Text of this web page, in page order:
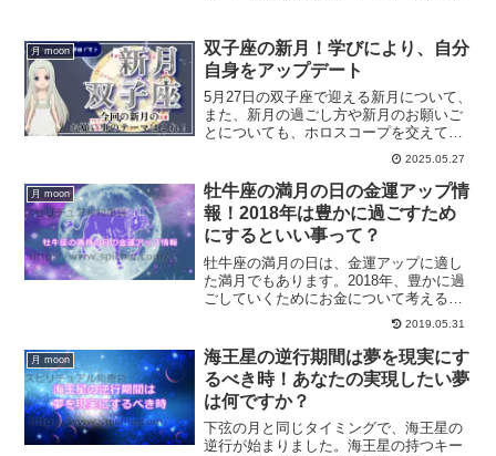
2018年が変わってくると言っても過言で
はありません。乙女座の新月について解
説します。
月 moon
双子座の新月！学びにより、自分
自身をアップデート
5月27日の双子座で迎える新月について、
また、新月の過ごし方や新月のお願いご
とについても、ホロスコープを交えて解
2025.05.27
月 moon
牡牛座の満月の日の金運アップ情
報！2018年は豊かに過ごすため
にするといい事って？
牡牛座の満月の日は、金運アップに適し
た満月でもあります。2018年、豊かに過
ごしていくためにお金について考える満
月にしてみませんか？お財布フリフリの
みならず、お金に対するネガティブな感
情を無くしていくことで金運アップする
方法です。
2019.05.31
月 moon
海王星の逆行期間は夢を現実にす
るべき時！あなたの実現したい夢
は何ですか？
下弦の月と同じタイミングで、海王星の
逆行が始まりました。海王星の持つキー